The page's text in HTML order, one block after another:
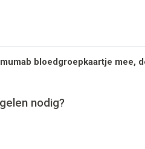
bloedgroepkaartje mee,
nodig?